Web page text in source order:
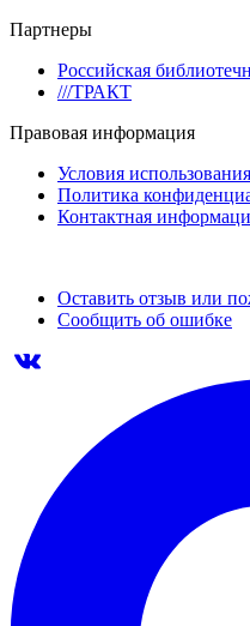
Партнеры
Российская
///ТРАКТ
Правовая информация
Условия
Политика
Контактная
Оставить отзыв или
Сообщить об ошибке